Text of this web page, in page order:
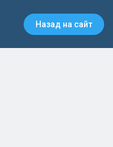
Назад на сайт